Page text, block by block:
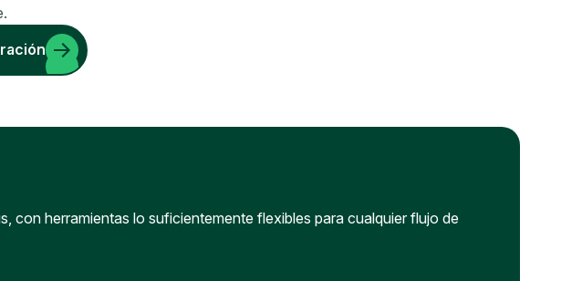
con herramientas lo suficientemente flexibles para cualquier flujo de